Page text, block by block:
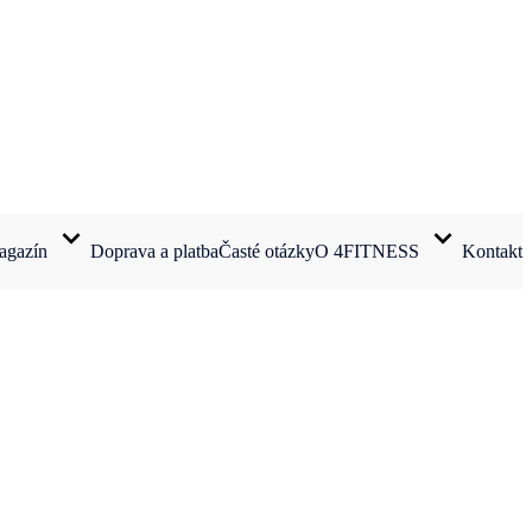
Doprava a platbaČasté otázkyO 4FITNESS Kontakt